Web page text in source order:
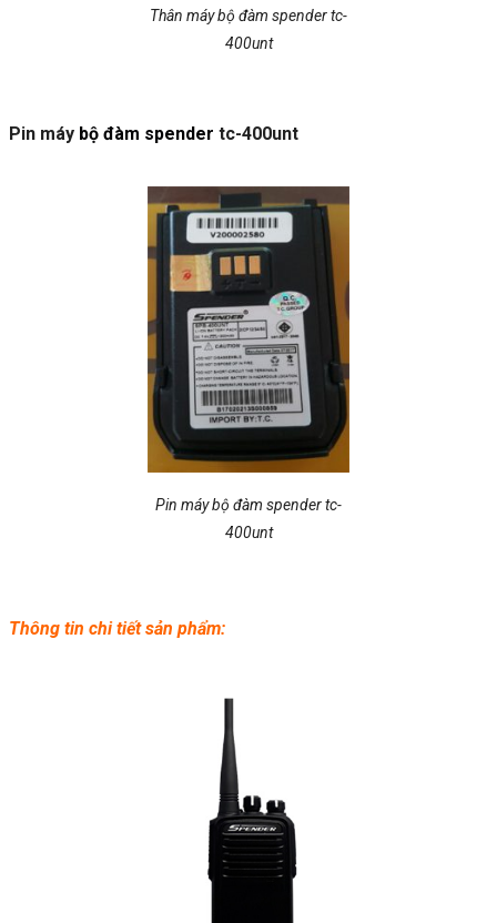
Thân máy bộ đàm spender tc-
400unt
Pin máy bộ đàm spender tc-400unt
Pin máy bộ đàm spender tc-
400unt
Thông tin chi tiết sản phẩm: